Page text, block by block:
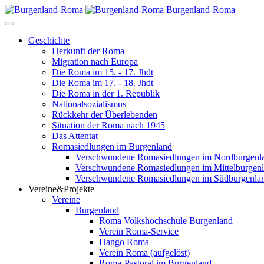
Burgenland-Roma
Geschichte
Herkunft der Roma
Migration nach Europa
Die Roma im 15. - 17. Jhdt
Die Roma im 17. - 18. Jhdt
Die Roma in der 1. Republik
Nationalsozialismus
Rückkehr der Überlebenden
Situation der Roma nach 1945
Das Attentat
Romasiedlungen im Burgenland
Verschwundene Romasiedlungen im
Verschwundene Romasiedlungen im
Verschwundene Romasiedlungen im
Vereine&Projekte
Vereine
Burgenland
Roma Volkshochschule Burgenland
Verein Roma-Service
Hango Roma
Verein Roma (aufgelöst)